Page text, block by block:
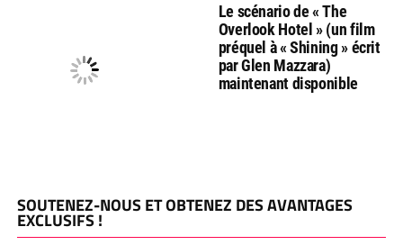
Le scénario de « The
Overlook Hotel » (un film
préquel à « Shining » écrit
par Glen Mazzara)
maintenant disponible
SOUTENEZ-NOUS ET OBTENEZ DES AVANTAGES
EXCLUSIFS !